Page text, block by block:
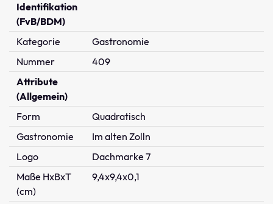
Identifikation
(FvB/BDM)
Kategorie
Gastronomie
Nummer
409
Attribute
(Allgemein)
Form
Quadratisch
Gastronomie
Im alten Zolln
Logo
Dachmarke 7
Maße HxBxT
(cm)
9,4x9,4x0,1